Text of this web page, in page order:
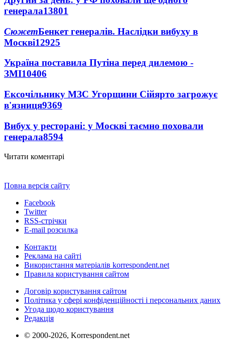
генерала13801
СюжетБенкет генералів. Наслідки вибуху в
Москві12925
Україна поставила Путіна перед дилемою -
ЗМІ10406
Ексочільнику МЗС Угорщини Сійярто загрожує
в'язниця9369
Вибух у ресторані: у Москві таємно поховали
генерала8594
Читати коментарі
Повна версія сайту
Facebook
Twitter
RSS-стрічки
E-mail розсилка
Контакти
Реклама на сайті
Використання матеріалів korrespondent.net
Правила користування сайтом
Договір користування сайтом
Політика у сфері конфіденційності і персональних даних
Угода щодо користування
Редакція
© 2000-2026, Korrespondent.net